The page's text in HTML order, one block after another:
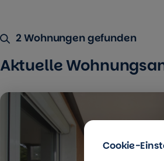
2 Wohnungen gefunden
Aktuelle
Cookie-